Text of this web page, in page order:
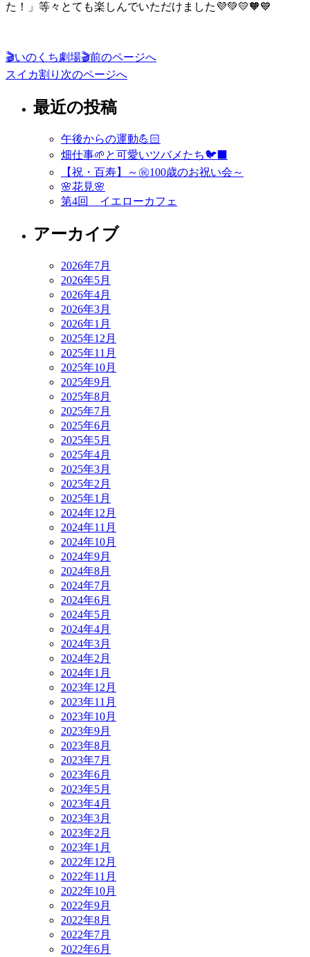
た！」等々とても楽しんでいただけました💜💚💛🧡💙
投
稿
🎬いのくち劇場🎬前のページへ
スイカ割り 次のページへ
最近の投稿
午後からの運動💪🏻
畑仕事🌱と可愛いツバメたち🐦‍⬛
【祝・百寿】～㊗️100歳のお祝い会～
🌸花見🌸
第4回 イエローカフェ
アーカイブ
2026年7月
2026年5月
2026年4月
2026年3月
2026年1月
2025年12月
2025年11月
2025年10月
2025年9月
2025年8月
2025年7月
2025年6月
2025年5月
2025年4月
2025年3月
2025年2月
2025年1月
2024年12月
2024年11月
2024年10月
2024年9月
2024年8月
2024年7月
2024年6月
2024年5月
2024年4月
2024年3月
2024年2月
2024年1月
2023年12月
2023年11月
2023年10月
2023年9月
2023年8月
2023年7月
2023年6月
2023年5月
2023年4月
2023年3月
2023年2月
2023年1月
2022年12月
2022年11月
2022年10月
2022年9月
2022年8月
2022年7月
2022年6月